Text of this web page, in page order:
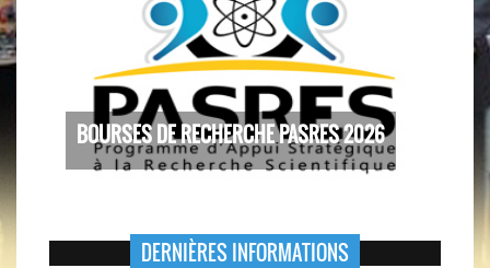
BOURSES DE RECHERCHE PASRES 2026
DERNIÈRES INFORMATIONS